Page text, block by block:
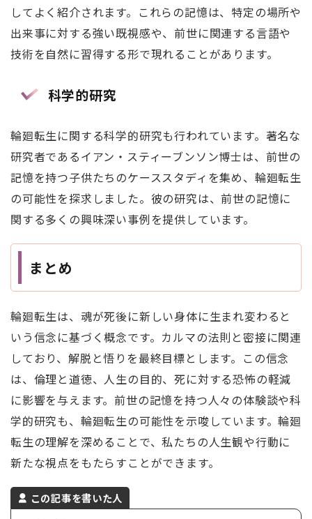
してよく紹介されます。これらの記憶は、特定の場所や
出来事に対する強い既視感や、前世に関連する言語や
技術を自然に習得する形で現れることがあります。
科学的研究
輪廻転生に関する科学的研究も行われています。著名な
研究者であるイアン・スティーブンソン博士は、前世の
記憶を持つ子供たちのケーススタディを集め、輪廻転生
の可能性を探求しました。彼の研究は、前世の記憶に
関する多くの興味深い事例を提供しています。
まとめ
輪廻転生は、魂が死後に新しい身体に生まれ変わると
いう信念に基づく概念です。カルマの法則と密接に関連
しており、解脱と悟りを最終目標とします。この信念
は、倫理と道徳、人生の目的、死に対する恐怖の軽減
に影響を与えます。前世の記憶を持つ人々の体験談や科
学的研究も、輪廻転生の可能性を示唆しています。輪廻
転生の理解を深めることで、私たちの人生観や行動に
新たな視点をもたらすことができます。
この記事を書いた人